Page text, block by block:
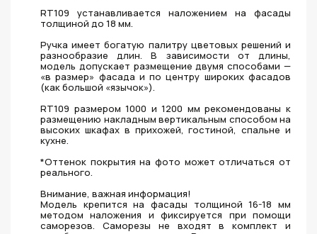
RT109 устанавливается наложением на фасады
толщиной до 18 мм.
Ручка имеет богатую палитру цветовых решений и
разнообразие длин. В зависимости от длины,
модель допускает размещение двумя способами —
«в размер» фасада и по центру широких фасадов
(как большой «язычок»).
RT109 размером 1000 и 1200 мм рекомендованы к
размещению накладным вертикальным способом на
высоких шкафах в прихожей, гостиной, спальне и
кухне.
*Оттенок покрытия на фото может отличаться от
реального.
Внимание, важная информация!
Модель крепится на фасады толщиной 16-18 мм
методом наложения и фиксируется при помощи
саморезов. Саморезы не входят в комплект и